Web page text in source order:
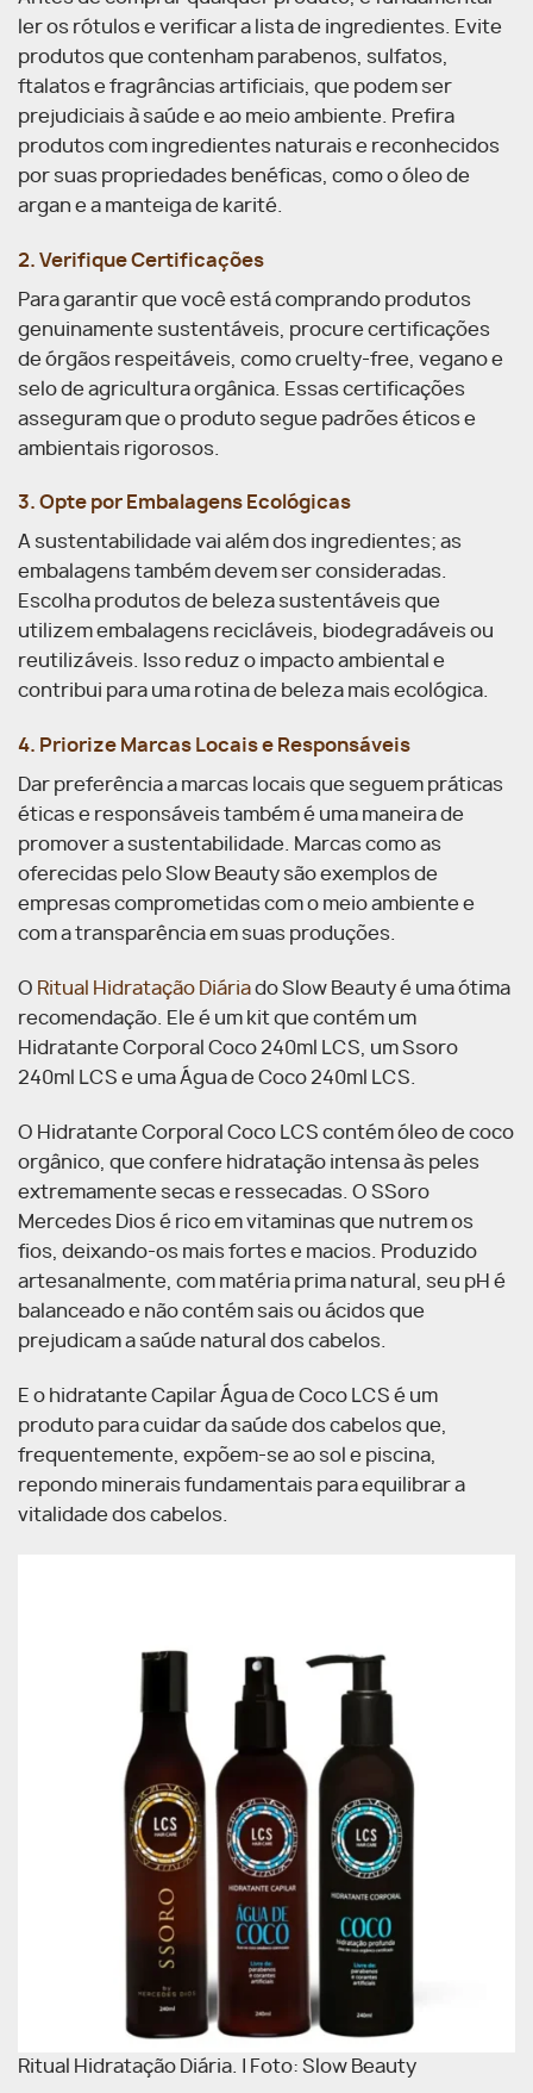
ler os rótulos e verificar a lista de ingredientes. Evite
produtos que contenham parabenos, sulfatos,
ftalatos e fragrâncias artificiais, que podem ser
prejudiciais à saúde e ao meio ambiente. Prefira
produtos com ingredientes naturais e reconhecidos
por suas propriedades benéficas, como o óleo de
argan e a manteiga de karité.
2. Verifique Certificações
Para garantir que você está comprando produtos
genuinamente sustentáveis, procure certificações
de órgãos respeitáveis, como cruelty-free, vegano e
selo de agricultura orgânica. Essas certificações
asseguram que o produto segue padrões éticos e
ambientais rigorosos.
3. Opte por Embalagens Ecológicas
A sustentabilidade vai além dos ingredientes; as
embalagens também devem ser consideradas.
Escolha produtos de beleza sustentáveis que
utilizem embalagens recicláveis, biodegradáveis ou
reutilizáveis. Isso reduz o impacto ambiental e
contribui para uma rotina de beleza mais ecológica.
4. Priorize Marcas Locais e Responsáveis
Dar preferência a marcas locais que seguem práticas
éticas e responsáveis também é uma maneira de
promover a sustentabilidade. Marcas como as
oferecidas pelo Slow Beauty são exemplos de
empresas comprometidas com o meio ambiente e
com a transparência em suas produções.
O Ritual Hidratação Diáriado Slow Beauty é uma ótima
recomendação. Ele é um kit que contém um
Hidratante Corporal Coco 240ml LCS, um Ssoro
240ml LCS e uma Água de Coco 240ml LCS.
O Hidratante Corporal Coco LCS contém óleo de coco
orgânico, que confere hidratação intensa às peles
extremamente secas e ressecadas. O SSoro
Mercedes Dios é rico em vitaminas que nutrem os
fios, deixando-os mais fortes e macios. Produzido
artesanalmente, com matéria prima natural, seu pH é
balanceado e não contém sais ou ácidos que
prejudicam a saúde natural dos cabelos.
E o hidratante Capilar Água de Coco LCS é um
produto para cuidar da saúde dos cabelos que,
frequentemente, expõem-se ao sol e piscina,
repondo minerais fundamentais para equilibrar a
vitalidade dos cabelos.
Ritual Hidratação Diária. | Foto: Slow Beauty